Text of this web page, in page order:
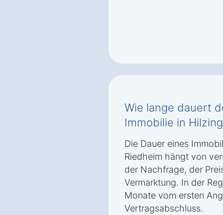
Wie lange dauert
Immobilie in
Die Dauer eines
Riedheim hängt von
der Nachfrage, der
Vermarktung. In der
Monate vom ersten
Vertragsabschluss.